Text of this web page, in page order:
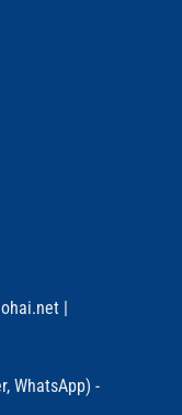
WhatsApp) -